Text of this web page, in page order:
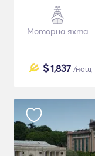
Моторна яхта
$1,837 /нощ